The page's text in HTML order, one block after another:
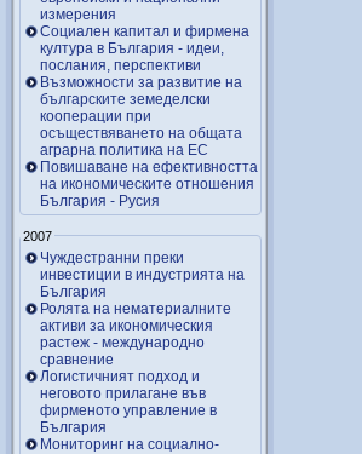
измерения
Социален капитал и фирмена
култура в България - идеи,
послания, перспективи
Възможности за развитие на
българските земеделски
кооперации при
осъществяването на общата
аграрна политика на ЕС
Повишаване на ефективността
на икономическите отношения
България - Русия
2007
Чуждестранни преки
инвестиции в индустрията на
България
Ролята на нематериалните
активи за икономическия
растеж - международно
сравнение
Логистичният подход и
неговото прилагане във
фирменото управление в
България
Мониторинг на социално-